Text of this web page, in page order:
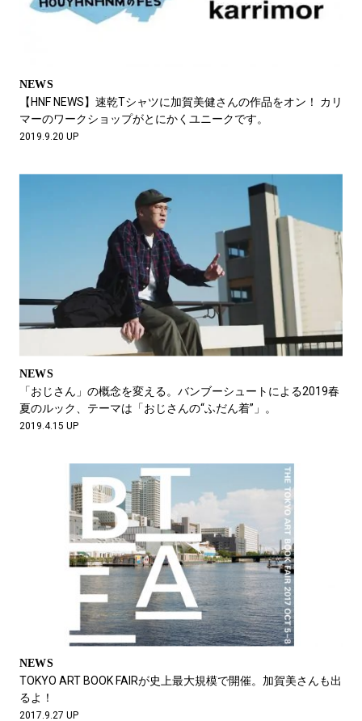
NEWS
【HNF NEWS】速乾Tシャツに加賀美健さんの作品をオン！ カリ
マーのワークショップがとにかくユニークです。
2019.9.20 UP
NEWS
「おじさん」の概念を変える。バンブーシュートによる2019春
夏のルック、テーマは「おじさんの“ふだん着”」。
2019.4.15 UP
NEWS
TOKYO ART BOOK FAIRが史上最大規模で開催。加賀美さんも出
るよ！
2017.9.27 UP